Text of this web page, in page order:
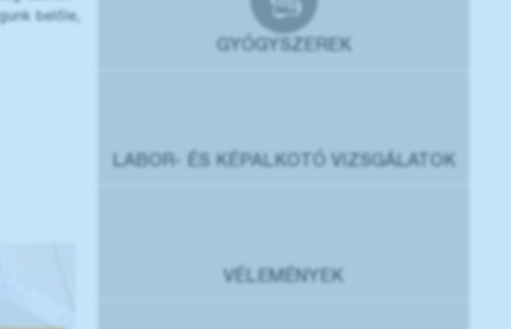
belőle,
GYÓGYSZEREK
LABOR- ÉS KÉPALKOTÓ VIZSGÁLATOK
VÉLEMÉNYEK